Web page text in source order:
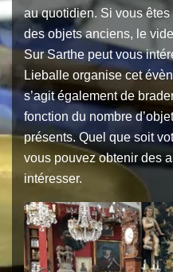
au quotidien. Si vous
des objets anciens, le
Sur Sarthe peut vous
Lieballe organise cet
s’agit également de
fonction du nombre
présents. Quel que soit
vous pouvez obtenir des
intéresser.